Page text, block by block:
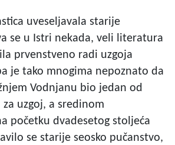
uveseljavala starije
se u Istri nekada, veli literatura
prvenstveno radi uzgoja
je tako mnogima nepoznato da
Vodnjanu bio jedan od
uzgoj, a sredinom
početku dvadesetog stoljeća
se starije seosko pučanstvo,